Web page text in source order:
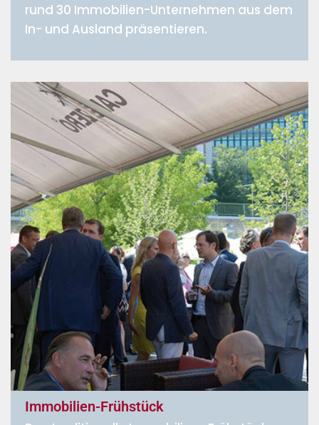
rund 30 Immobilien-Unternehmen aus dem
In- und Ausland präsentieren.
Immobilien-Frühstück